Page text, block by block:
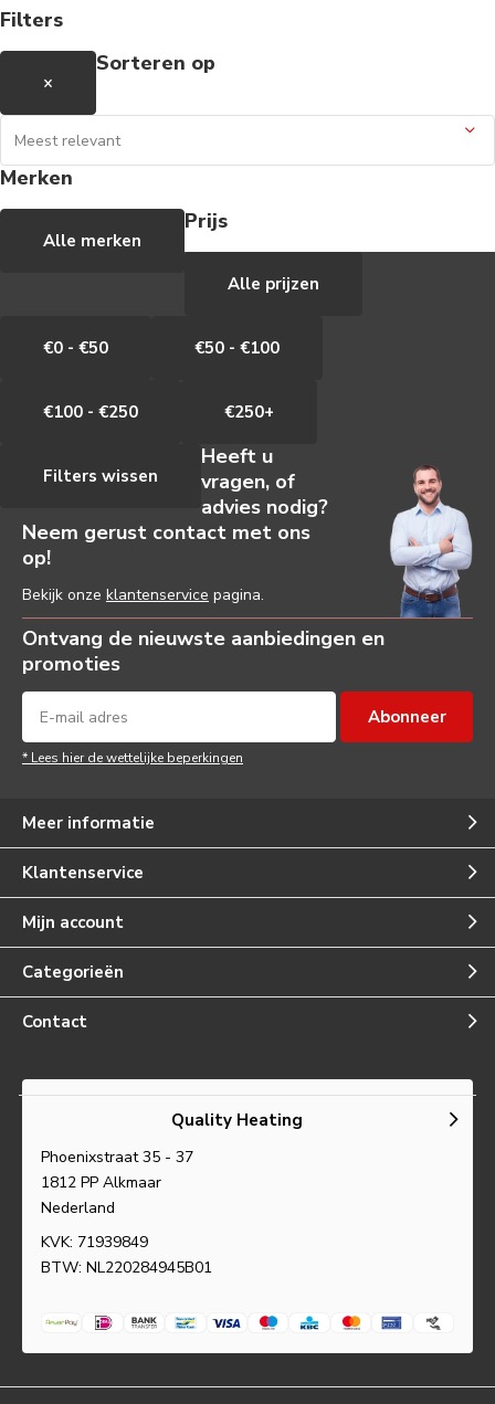
Filters
×
Sorteren op
Merken
Alle merken
Prijs
Alle prijzen
€0 - €50 €50 - €100
€100 - €250 €250+
Filters wissen
Heeft u
vragen, of
advies nodig?
Neem gerust contact met ons
op!
Bekijk onze klantenservice pagina.
Ontvang de nieuwste aanbiedingen en
promoties
Abonneer
* Lees hier de wettelijke beperkingen
Meer informatie
Klantenservice
Mijn account
Categorieën
Contact
Quality Heating
Phoenixstraat 35 - 37
1812 PP Alkmaar
Nederland
KVK: 71939849
BTW: NL220284945B01